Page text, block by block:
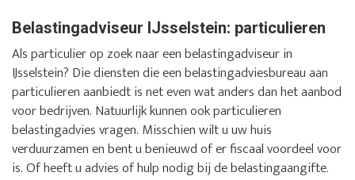
Belastingadviseur IJsselstein: particulieren
Als particulier op zoek naar een belastingadviseur in
IJsselstein? Die diensten die een belastingadviesbureau aan
particulieren aanbiedt is net even wat anders dan het aanbod
voor bedrijven. Natuurlijk kunnen ook particulieren
belastingadvies vragen. Misschien wilt u uw huis
verduurzamen en bent u benieuwd of er fiscaal voordeel voor
is. Of heeft u advies of hulp nodig bij de belastingaangifte.